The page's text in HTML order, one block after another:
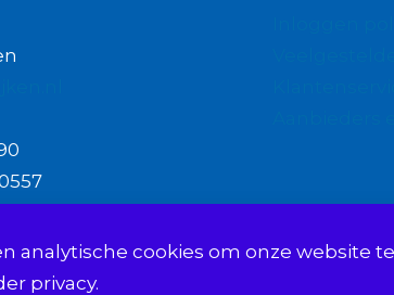
Kuijpers
analytische cookies om onze website
privacy.